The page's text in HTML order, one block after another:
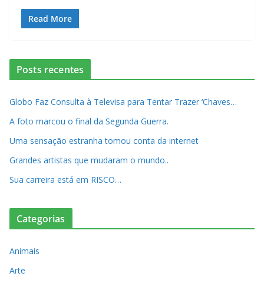
Read More
Posts recentes
Globo Faz Consulta à Televisa para Tentar Trazer ‘Chaves…
A foto marcou o final da Segunda Guerra.
Uma sensação estranha tomou conta da internet
Grandes artistas que mudaram o mundo..
Sua carreira está em RISCO…
Categorias
Animais
Arte